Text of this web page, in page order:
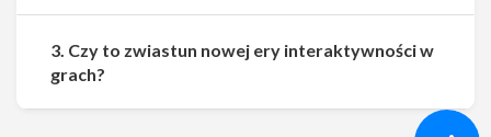
3. Czy to zwiastun nowej ery interaktywności w
grach?